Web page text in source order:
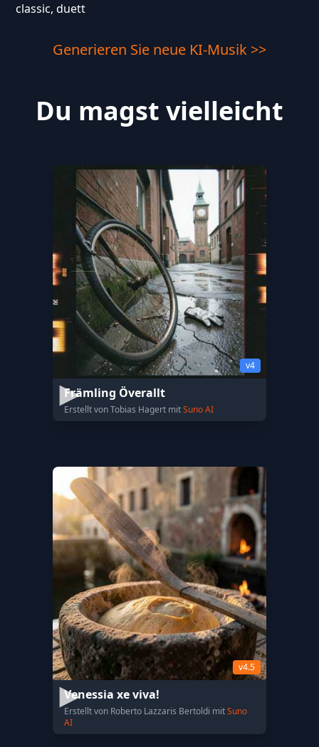
classic, duett
Generieren Sie neue KI-Musik >>
Du magst vielleicht
v4
Främling Överallt
Erstellt von Tobias Hagert mitSuno AI
v4.5
Venessia xe viva!
Erstellt von Roberto Lazzaris Bertoldi mitSuno
AI